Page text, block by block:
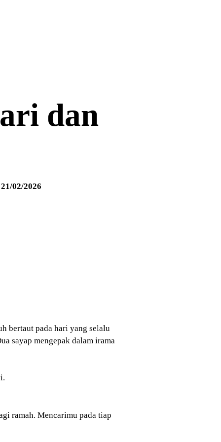
dan
21/02/2026
bertaut pada hari yang selalu
sayap mengepak dalam irama
ramah. Mencarimu pada tiap